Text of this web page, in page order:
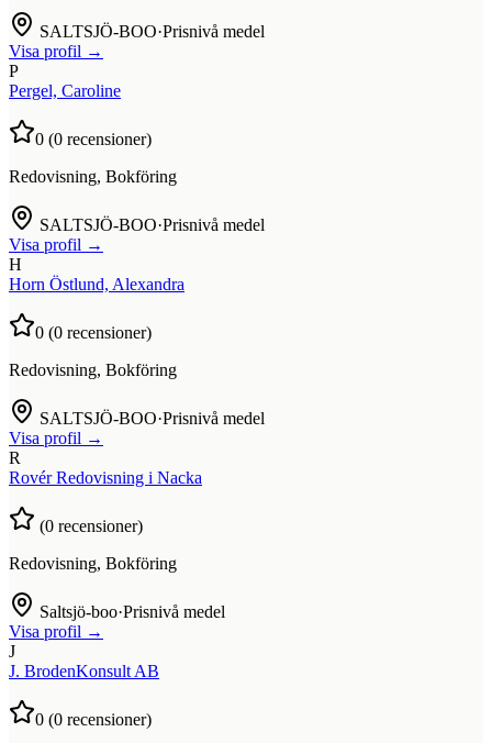
SALTSJÖ-BOO·Prisnivå medel
Visa profil →
P
Pergel, Caroline
0 (0 recensioner)
Redovisning, Bokföring
SALTSJÖ-BOO·Prisnivå medel
Visa profil →
H
Horn Östlund, Alexandra
0 (0 recensioner)
Redovisning, Bokföring
SALTSJÖ-BOO·Prisnivå medel
Visa profil →
R
Rovér Redovisning i Nacka
(0 recensioner)
Redovisning, Bokföring
Saltsjö-boo·Prisnivå medel
Visa profil →
J
J. BrodenKonsult AB
0 (0 recensioner)